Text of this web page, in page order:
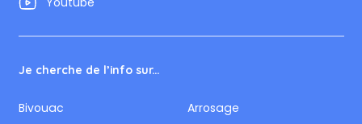
Je cherche de l’info sur...
Bivouac
Arrosage